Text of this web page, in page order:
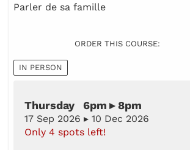
Parler de sa famille
ORDER THIS COURSE:
IN PERSON
Thursday 6pm ▸ 8pm
17 Sep 2026 ▸ 10 Dec 2026
Only 4 spots left!